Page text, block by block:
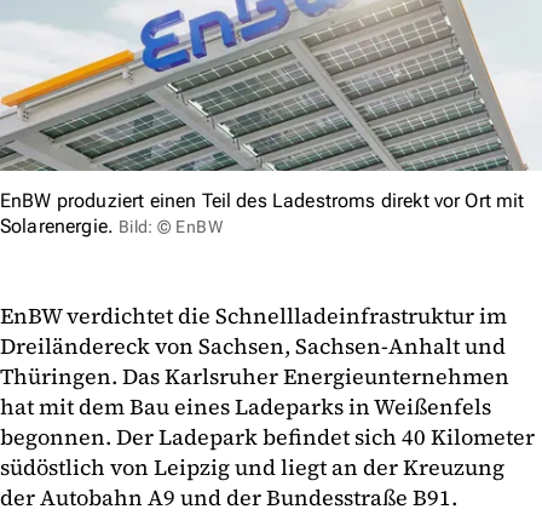
EnBW produziert einen Teil des Ladestroms direkt vor Ort mit
Solarenergie. Bild: © EnBW
EnBW verdichtet die Schnellladeinfrastruktur im
Dreiländereck von Sachsen, Sachsen-Anhalt und
Thüringen. Das Karlsruher Energieunternehmen
hat mit dem Bau eines Ladeparks in Weißenfels
begonnen. Der Ladepark befindet sich 40 Kilometer
südöstlich von Leipzig und liegt an der Kreuzung
der Autobahn A9 und der Bundesstraße B91.